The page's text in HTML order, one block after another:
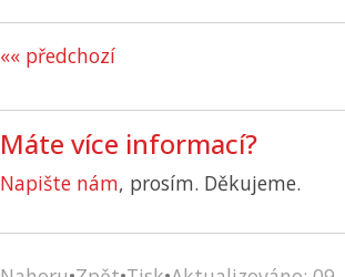
«« předchozí
Máte více informací?
Napište nám, prosím. Děkujeme.